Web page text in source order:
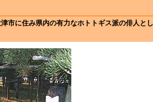
に住み県内の有力なホトトギス派の俳人とし